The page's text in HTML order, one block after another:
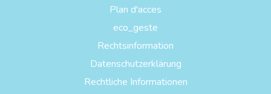
Plan d'acces
eco_geste
Rechtsinformation
Datenschutzerklärung
Rechtliche Informationen